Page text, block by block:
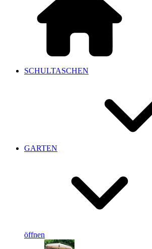
SCHULTASCHEN
GARTEN
öffnen